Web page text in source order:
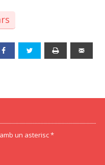
Facebook Twitter
un asterisc *